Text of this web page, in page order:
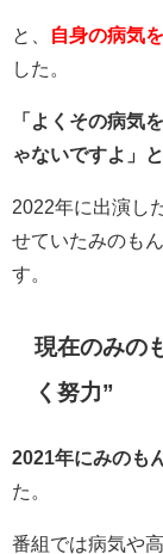
と、 自身の病気
した。
「よくその病気
ゃないですよ」
2022年に出演し
せていたみのも
す。
現在のみの
く努力”
2021年にみのも
た。
番組では病気や